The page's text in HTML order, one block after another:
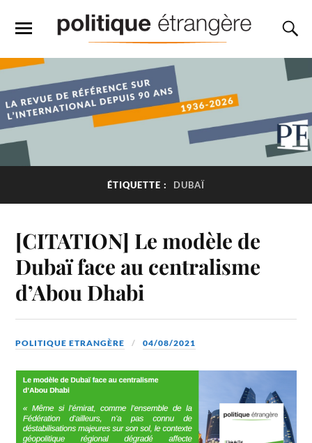
ÉTIQUETTE : DUBAÏ
[CITATION] Le modèle de
Dubaï face au centralisme
d’Abou Dhabi
POLITIQUE ETRANGÈRE 04/08/2021